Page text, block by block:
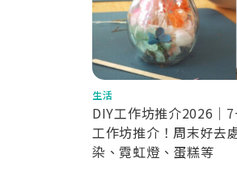
生活
DIY工作坊推介2026｜
工作坊推介！周末好去
染、霓虹燈、蛋糕等